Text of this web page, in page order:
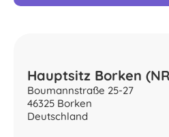
Hauptsitz Borken
Boumannstraße 25-27
46325 Borken
Deutschland